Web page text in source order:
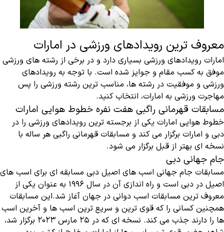
معروف ترین رویدادهای ورزشی در امارات
امارات رویدادهای ورزشی بسیاری دارد و در برخی از رشته های ورزشی
موفق به کسب مقام و جوایز شده است. با توجه به رویدادهای
ورزشی و موفقیت در رشته ها، مناسب ترین رشته ورزشی را پس
مهاجرت ورزشی به امارات، انتخاب کنید.
مسابقات قهرمانی راگبی هفت نفره خطوط هوایی امارات
خطوط هوایی امارات یکی از برجسته ترین رویدادهای ورزشی را در
دبی و امارات برگزار می کند و مسابقات قهرمانی راگبی هر ساله با
نسخه ای بهتر از قبل برگزار می شود.
جام جهانی دبی
مسابقات جام جهانی اسب های اصیل دبی مسابقه ای برای اسب های
اصیل در دبی است و راه اندازی آن در سال 1996 به عنوان یکی از
معروف ترین مسابقات اسب دوانی در جهان آغاز شد.این مسابقات
همچنین کسانی را که قوی ترین و سریع ترین اسب ها و آخرین اسب
ها را دارند جذب می کند. نسخه ای که در 25 مارس 2023 برگزار شد،